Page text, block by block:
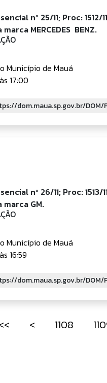
nº 25/11; Proc:
MERCEDES  BENZ.
Município de Mauá
17:00
nº 26/11; Proc:
GM.
Município de Mauá
16:59
< 1108